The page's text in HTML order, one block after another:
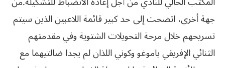
جهة أخرى، اتضحت إلى حد كبير قائمة اللاعبين الذين سيتم
تسريحهم خلال مرحة التحويلات الشتوية وفي مقدمتهم
الثنائي الإفريقي باموغو وكوني اللذان لم يجدا ضالتيهما مع